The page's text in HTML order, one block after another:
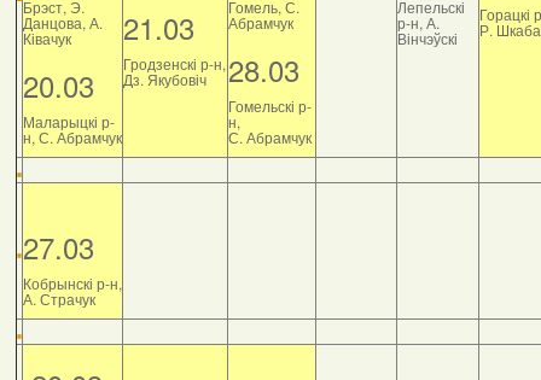
Брэст, Э.
Данцова, А.
Ківачук
20.03
Маларыцкі р-
н, С. Абрамчук
21.03
Гродзенскі р-н,
Дз. Якубовіч
Гомель, С.
Абрамчук
28.03
Гомельскі р-
н,
С. Абрамчук
Лепельскі
р-н, А.
Вінчэўскі
Горацкі
Р.
27.03
Кобрынскі р-н,
А. Страчук